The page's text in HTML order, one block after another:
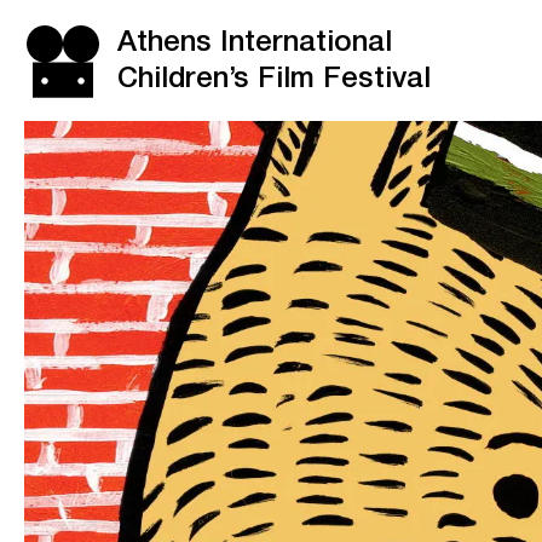
Athens International
Children’s Film Festival